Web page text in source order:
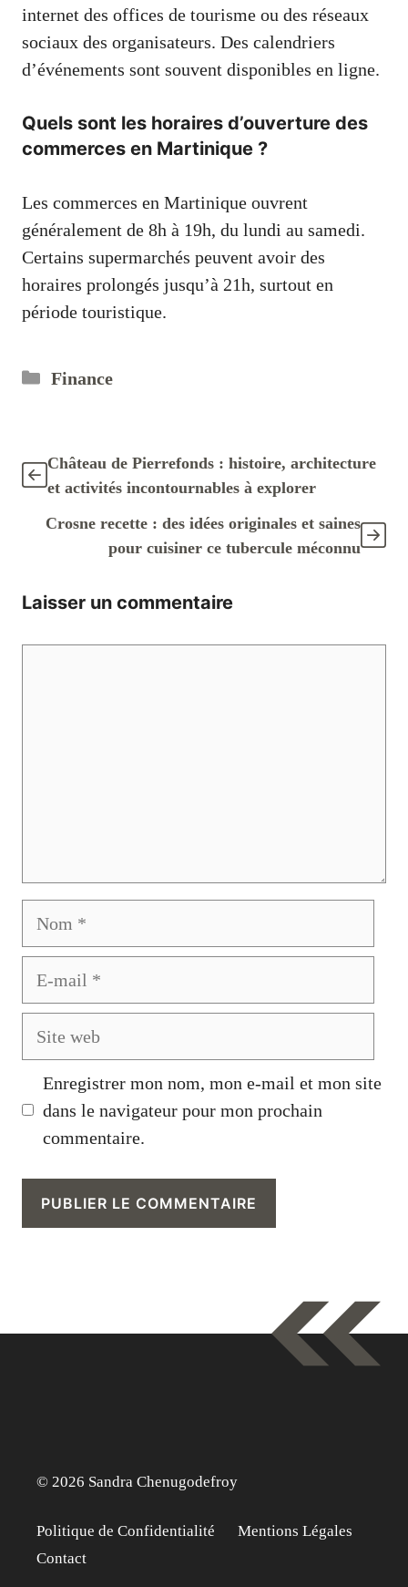
internet des offices de tourisme ou des réseaux
sociaux des organisateurs. Des calendriers
d’événements sont souvent disponibles en ligne.
Quels sont les horaires d’ouverture des
commerces en Martinique ?
Les commerces en Martinique ouvrent
généralement de 8h à 19h, du lundi au samedi.
Certains supermarchés peuvent avoir des
horaires prolongés jusqu’à 21h, surtout en
période touristique.
Catégories
Finance
Château de Pierrefonds : histoire, architecture
et activités incontournables à explorer
Crosne recette : des idées originales et saines
pour cuisiner ce tubercule méconnu
Laisser un commentaire
Enregistrer mon nom, mon e-mail et mon site
dans le navigateur pour mon prochain
commentaire.
© 2026 Sandra Chenugodefroy
Politique de Confidentialité
Mentions Légales
Contact